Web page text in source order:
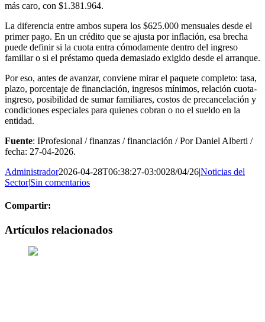
más caro, con $1.381.964.
La diferencia entre ambos supera los $625.000 mensuales desde el
primer pago. En un crédito que se ajusta por inflación, esa brecha
puede definir si la cuota entra cómodamente dentro del ingreso
familiar o si el préstamo queda demasiado exigido desde el arranque.
Por eso, antes de avanzar, conviene mirar el paquete completo: tasa,
plazo, porcentaje de financiación, ingresos mínimos, relación cuota-
ingreso, posibilidad de sumar familiares, costos de precancelación y
condiciones especiales para quienes cobran o no el sueldo en la
entidad.
Fuente: IProfesional / finanzas / financiación / Por Daniel Alberti /
fecha: 27-04-2026.
Administrador2026-04-28T06:38:27-03:0028/04/26|Noticias del
Sector|Sin comentarios
Compartir:
Facebook
Twitter
Reddit
LinkedIn
WhatsApp
Tumblr
Pinterest
Vk
Xing
Correo
Artículos relacionados